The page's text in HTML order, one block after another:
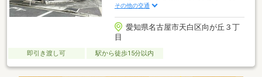
その他の交通
愛知県名古屋市天白区向が丘３丁
目
即引き渡し可 駅から徒歩15分以内